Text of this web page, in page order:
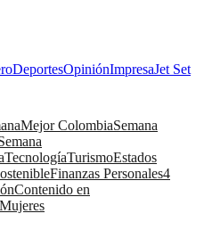
DeportesOpiniónImpresaJet Set
Mejor ColombiaSemana
TecnologíaTurismoEstados
Finanzas Personales4
Contenido en
Mujeres